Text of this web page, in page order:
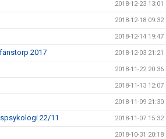
2018-12-23 13:01
2018-12-18 09:32
2018-12-14 19:47
2017 2018-12-03 21:21
2018-11-22 20:36
2018-11-13 12:07
2018-11-09 21:30
22/11 2018-11-07 15:32
2018-10-31 20:18